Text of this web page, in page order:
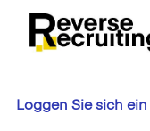
content
Loggen Sie sich ein